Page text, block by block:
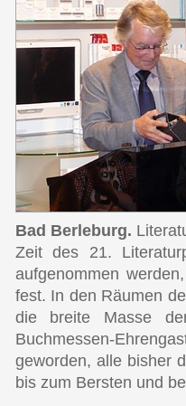
Bad Berleburg.
Zeit des 21.
aufgenommen
fest. In den Räumen
die breite Masse
Buchmessen-
geworden, alle bisher
bis zum Bersten und